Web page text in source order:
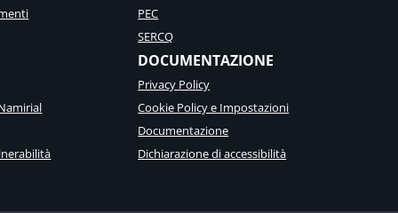
PEC
SERCQ
DOCUMENTAZIONE
Privacy Policy
Cookie Policy e Impostazioni
Documentazione
Dichiarazione di accessibilità